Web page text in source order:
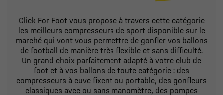
Click For Foot vous propose à travers cette catégorie
les meilleurs compresseurs de sport disponible sur le
marché qui vont vous permettre de gonfler vos ballons
de football de manière très flexible et sans difficulté.
Un grand choix parfaitement adapté à votre club de
foot et à vos ballons de toute catégorie : des
compresseurs à cuve fixent ou portable, des gonfleurs
classiques avec ou sans manomètre, des pompes